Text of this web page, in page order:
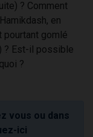
? Comment
en
pourtant gomlé
? Est-il possible
?
vous ou dans
ici